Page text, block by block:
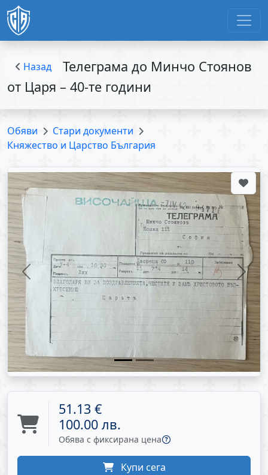
Назад
Телеграма до Минчо Стоянов
от Царя – 40-те години
Обяви
Стари документи
Княжество и Царство България
Previous Next
51.13 €
100.00 лв.
Обява с фиксирана цена
Купи сега